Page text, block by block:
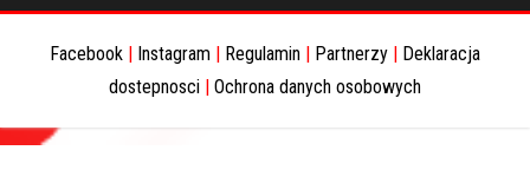
Facebook | Instagram | Regulamin | Partnerzy | Deklaracja
dostepnosci | Ochrona danych osobowych